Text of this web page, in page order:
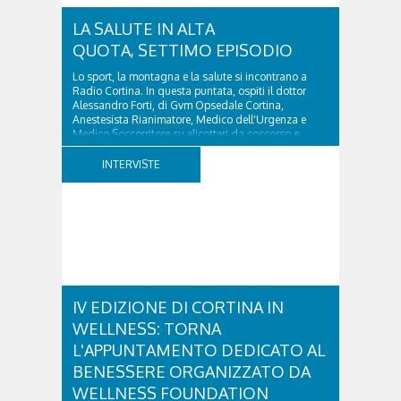
LA SALUTE IN ALTA
QUOTA, SETTIMO EPISODIO
Lo sport, la montagna e la salute si incontrano a
Radio Cortina. In questa puntata, ospiti il dottor
Alessandro Forti, di Gvm Opsedale Cortina,
Anestesista Rianimatore, Medico dell'Urgenza e
Medico Soccorritore su elicotteri da soccorso e
l'ingegner Michele Titton, delegato della sezione...
INTERVISTE
IV EDIZIONE DI CORTINA IN
WELLNESS: TORNA
L'APPUNTAMENTO DEDICATO AL
BENESSERE ORGANIZZATO DA
WELLNESS FOUNDATION